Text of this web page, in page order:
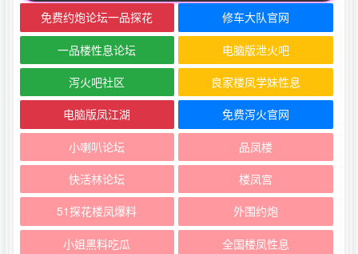
免费约炮论坛一品探花 修车大队官网
一品楼性息论坛 电脑版泄火吧
泻火吧社区 良家楼凤学妹性息
电脑版凤江湖 免费泻火官网
小喇叭论坛 品凤楼
快活林论坛 楼凤宫
51探花楼凤爆料 外围约炮
小姐黑料吃瓜
全国楼凤性息